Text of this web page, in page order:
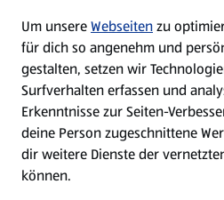
WhatsApp
Über ALDI SÜD
Filialen
Um unsereWebseitenzu
für dich so angenehm und
gestalten, setzen wir
Surfverhalten erfassen und
Erkenntnisse zur Seiten-
deine Person zugeschnittene
dir weitere Dienste der
können.